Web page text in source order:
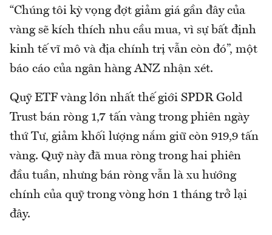
“Chúng tôi kỳ vọng đợt giảm giá gần đây của
vàng sẽ kích thích nhu cầu mua, vì sự bất định
kinh tế vĩ mô và địa chính trị vẫn còn đó”, một
báo cáo của ngân hàng ANZ nhận xét.
Quỹ ETF vàng lớn nhất thế giới SPDR Gold
Trust bán ròng 1,7 tấn vàng trong phiên ngày
thứ Tư, giảm khối lượng nắm giữ còn 919,9 tấn
vàng. Quỹ này đã mua ròng trong hai phiên
đầu tuần, nhưng bán ròng vẫn là xu hướng
chính của quỹ trong vòng hơn 1 tháng trở lại
đây.